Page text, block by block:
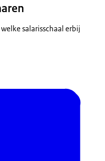
salarisschaal erbij